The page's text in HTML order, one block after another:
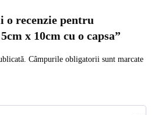
recenzie pentru
x 10cm cu o capsa”
Câmpurile obligatorii sunt marcate